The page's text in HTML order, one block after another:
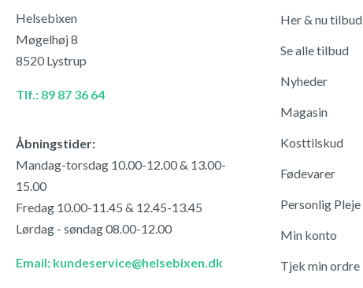
Helsebixen
Møgelhøj 8
8520 Lystrup
Tlf.: 89 87 36 64
Åbningstider:
Mandag-torsdag 10.00-12.00 & 13.00-
15.00
Fredag 10.00-11.45 & 12.45-13.45
Lørdag - søndag 08.00-12.00
Email: kundeservice@helsebixen.dk
Her & nu tilbud
Se alle tilbud
Nyheder
Magasin
Kosttilskud
Fødevarer
Personlig Pleje
Min konto
Tjek min ordre